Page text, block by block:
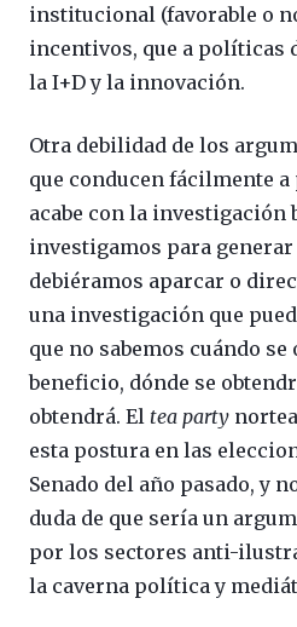
institucional (favorable o
incentivos, que a políticas
la I+D y la innovación.
Otra debilidad de los
que conducen fácilmente
acabe con la investigación
investigamos para
debiéramos aparcar o
una investigación que
que no sabemos cuándo
beneficio, dónde se
obtendrá. El tea party
esta postura en las
Senado del año pasado, y
duda de que sería un
por los sectores anti-
la caverna política y